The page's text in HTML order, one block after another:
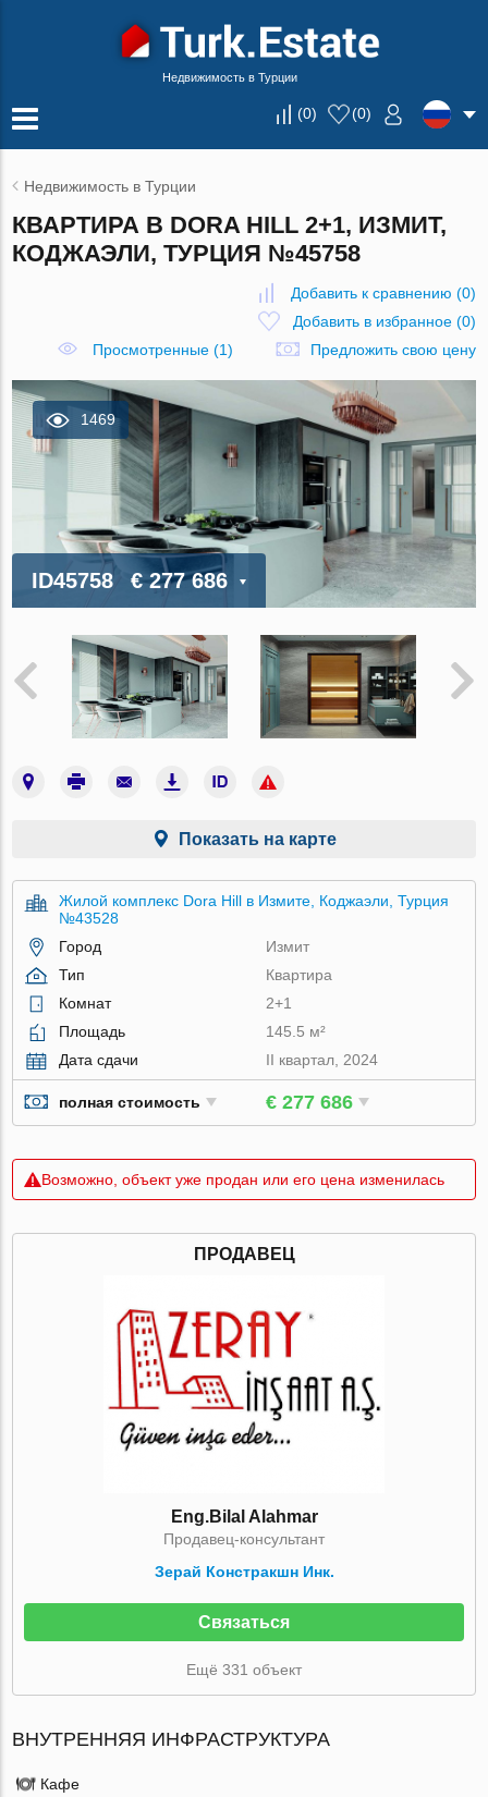
Недвижимость в Турции
(0) (0)
Недвижимость в Турции
КВАРТИРА В DORA HILL 2+1, ИЗМИТ,
КОДЖАЭЛИ, ТУРЦИЯ №45758
Добавить к сравнению (0)
Добавить в избранное(0)
Просмотренные (1)
Предложить свою цену
1469
ID45758 € 277 686
Показать на карте
Жилой комплекс Dora Hill в Измите, Коджаэли, Турция
№43528
Город
Измит
Тип
Квартира
Комнат
2+1
Площадь
145.5 м²
Дата сдачи
II квартал, 2024
полная стоимость € 277 686
Возможно, объект уже продан или его цена изменилась
ПРОДАВЕЦ
Eng.Bilal Alahmar
Продавец-консультант
Зерай Констракшн Инк.
Связаться
Ещё 331 объект
ВНУТРЕННЯЯ ИНФРАСТРУКТУРА
Кафе